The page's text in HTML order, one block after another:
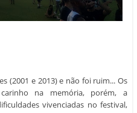
nas edições posteriores e,
nos anos de 2011 e 2015...
shows, por outro, a aglomeração